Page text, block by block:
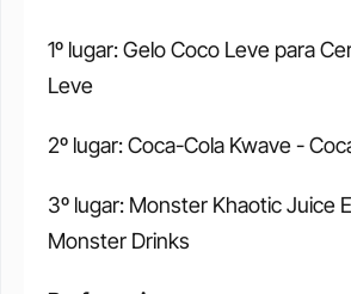
1º lugar: Gelo Coco Leve para
Leve
2º lugar: Coca-Cola Kwave -
3º lugar: Monster Khaotic Juice
Monster Drinks